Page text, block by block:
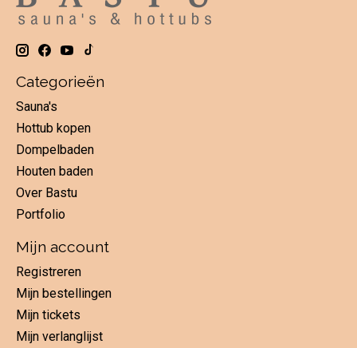
Categorieën
Sauna's
Hottub kopen
Dompelbaden
Houten baden
Over Bastu
Portfolio
Mijn account
Registreren
Mijn bestellingen
Mijn tickets
Mijn verlanglijst